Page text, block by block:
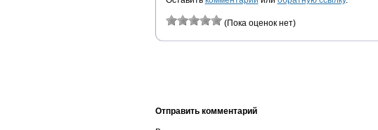
(Пока оценок нет)
Отправить комментарий